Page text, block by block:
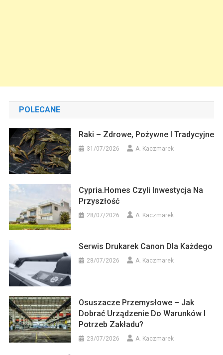
POLECANE
Raki – Zdrowe, Pożywne I Tradycyjne
31/07/2026 A. Kaczmarek
Cypria.homes Czyli Inwestycja Na
Przyszłość
28/07/2026 A. Kaczmarek
Serwis Drukarek Canon Dla Każdego
28/07/2026 A. Kaczmarek
Osuszacze Przemysłowe – Jak
Dobrać Urządzenie Do Warunków I
Potrzeb Zakładu?
23/07/2026 A. Kaczmarek